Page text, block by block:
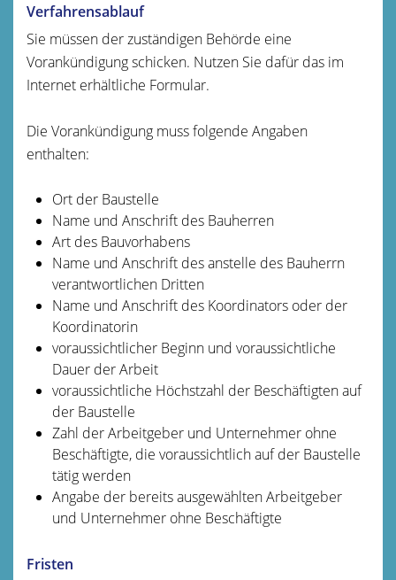
Verfahrensablauf
Sie müssen der zuständigen Behörde eine
Vorankündigung schicken. Nutzen Sie dafür das im
Internet erhältliche Formular.
Die Vorankündigung muss folgende Angaben
enthalten:
Ort der Baustelle
Name und Anschrift des Bauherren
Art des Bauvorhabens
Name und Anschrift des anstelle des Bauherrn
verantwortlichen Dritten
Name und Anschrift des Koordinators oder der
Koordinatorin
voraussichtlicher Beginn und voraussichtliche
Dauer der Arbeit
voraussichtliche Höchstzahl der Beschäftigten auf
der Baustelle
Zahl der Arbeitgeber und Unternehmer ohne
Beschäftigte, die voraussichtlich auf der Baustelle
tätig werden
Angabe der bereits ausgewählten Arbeitgeber
und Unternehmer ohne Beschäftigte
Fristen